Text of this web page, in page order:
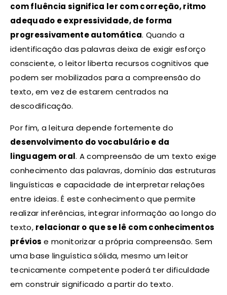
com fluência significa ler com correção, ritmo
adequado e expressividade, de forma
progressivamente automática. Quando a
identificação das palavras deixa de exigir esforço
consciente, o leitor liberta recursos cognitivos que
podem ser mobilizados para a compreensão do
texto, em vez de estarem centrados na
descodificação.
Por fim, a leitura depende fortemente do
desenvolvimento do vocabulário e da
linguagem oral. A compreensão de um texto exige
conhecimento das palavras, domínio das estruturas
linguísticas e capacidade de interpretar relações
entre ideias. É este conhecimento que permite
realizar inferências, integrar informação ao longo do
texto, relacionar o que se lê com conhecimentos
prévios e monitorizar a própria compreensão. Sem
uma base linguística sólida, mesmo um leitor
tecnicamente competente poderá ter dificuldade
em construir significado a partir do texto.